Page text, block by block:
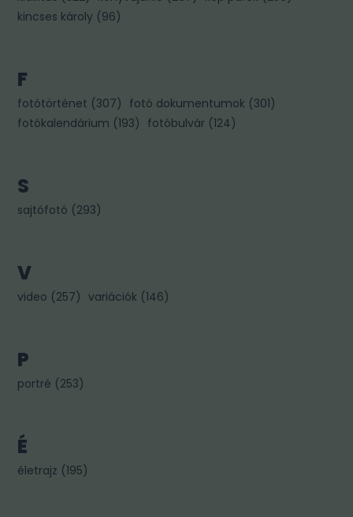
kincses károly (96)
F
fotótörténet (307) fotó dokumentumok (301)
fotókalendárium (193) fotóbulvár (124)
S
sajtófotó (293)
V
video (257) variációk (146)
P
portré (253)
É
életrajz (195)